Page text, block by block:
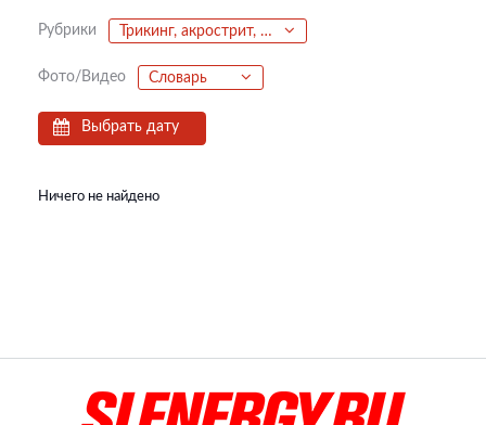
Рубрики Трикинг, акрострит, паркур, фриран
Фото/Видео Словарь
Выбрать дату
Ничего не найдено